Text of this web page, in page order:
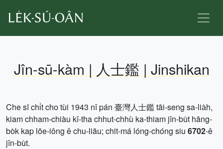
Jîn-sū-kàm | 人士鑑 | Jinshikan
Che sī chi̍t cho͘ tùi 1943 nî pán 臺灣人士鑑 tāi-seng sa-lia̍h,
kiam chham-chiàu kî-tha chhut-chhù ka-thiam jîn-bu̍t hāng-
bo̍k kap lōe-iông ê chu-liāu; chit-má lóng-chóng siu 6702-ê
jîn-bu̍t.